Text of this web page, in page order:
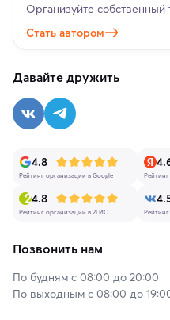
Организуйте
Стать автором
Давайте дружить
4.8
Рейтинг организации в Google
4.8
Рейтинг организации в 2ГИС
Позвонить нам
По будням с 08:00 до 20:00
По выходным с 08:00 до